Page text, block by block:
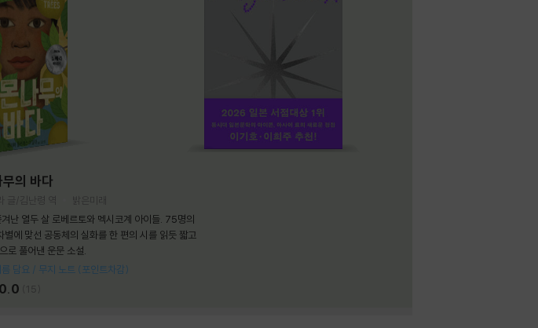
의 바다
난 열두 살 로베르토와 멕시코계 아이들. 75명의
에 맞선 공동체의 실화를 한 편의 시를 읽듯 짧고
로 풀어낸 운문 소설.
담요 / 무지 노트 (포인트차감)